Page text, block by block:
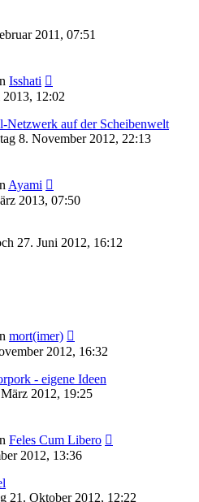
2011, 07:51
Isshati
12:02
Netzwerk auf der Scheibenwelt
8. November 2012, 22:13
Ayami
2013, 07:50
27. Juni 2012, 16:12
mort(imer)
2012, 16:32
- eigene Ideen
2012, 19:25
Feles Cum Libero
2012, 13:36
21. Oktober 2012, 12:22